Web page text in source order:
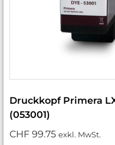
Druckkopf Primera
(053001)
CHF 99.75 exkl. MwSt.